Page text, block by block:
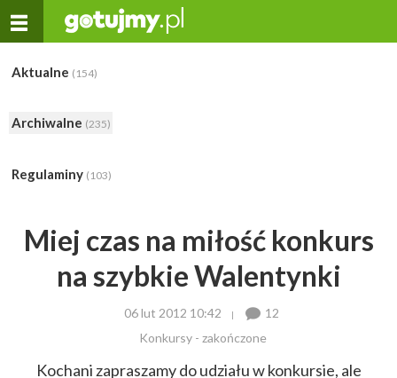
Aktualne (154)
Archiwalne (235)
Regulaminy (103)
Miej czas na miłość konkurs
na szybkie Walentynki
06 lut 2012 10:42
12
Konkursy - zakończone
Kochani zapraszamy do udziału w konkursie, ale